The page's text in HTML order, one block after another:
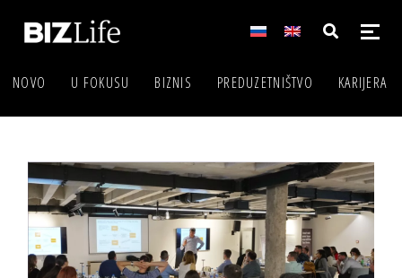
NOVO U FOKUSU BIZNIS PREDUZETNIŠTVO KARIJERA